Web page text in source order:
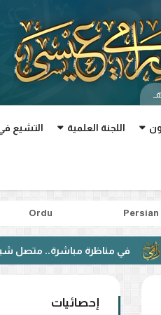
اللجنة العلمية التشيع في
Persian
Ordu
مباشرة.. متصل شيعي: كنت
إحصائيات